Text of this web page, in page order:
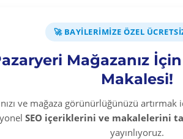
🚀 BAYILERIMIZE ÖZEL
Mağazanız
Makalesi!
ve mağaza görünürlüğünüzü
SEO içeriklerini ve makalelerini
yayınlıyoruz.